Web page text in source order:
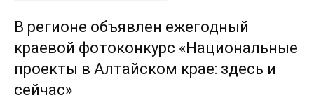
В регионе объявлен ежегодный
краевой фотоконкурс «Национальные
проекты в Алтайском крае: здесь и
сейчас»